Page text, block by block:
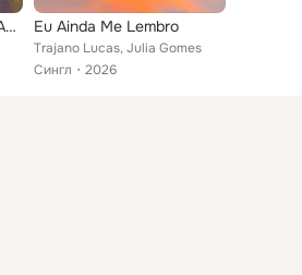
Meu Amigo É um Leão (Ao Vivo) Eu Ainda Me Lembro
Trajano Lucas, Julia Gomes
Сингл
2026